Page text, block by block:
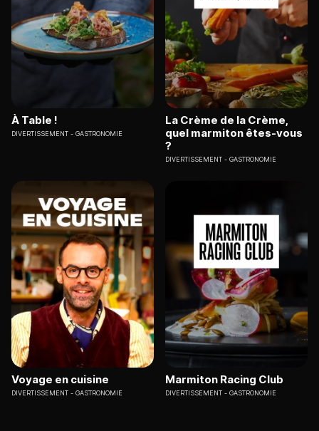
À Table !
DIVERTISSEMENT GASTRONOMIE
La Crème de la Crème,
quel marmiton êtes-vous
?
DIVERTISSEMENT GASTRONOMIE
Voyage en cuisine
DIVERTISSEMENT GASTRONOMIE
Marmiton Racing Club
DIVERTISSEMENT GASTRONOMIE